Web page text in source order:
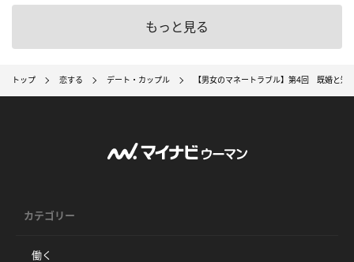
もっと見る
トップ 恋する デート・カップル 【男女のマネートラブル】第4回 既婚と知
カテゴリー
働く